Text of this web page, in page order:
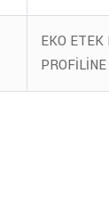
EKO